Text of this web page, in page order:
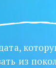
из